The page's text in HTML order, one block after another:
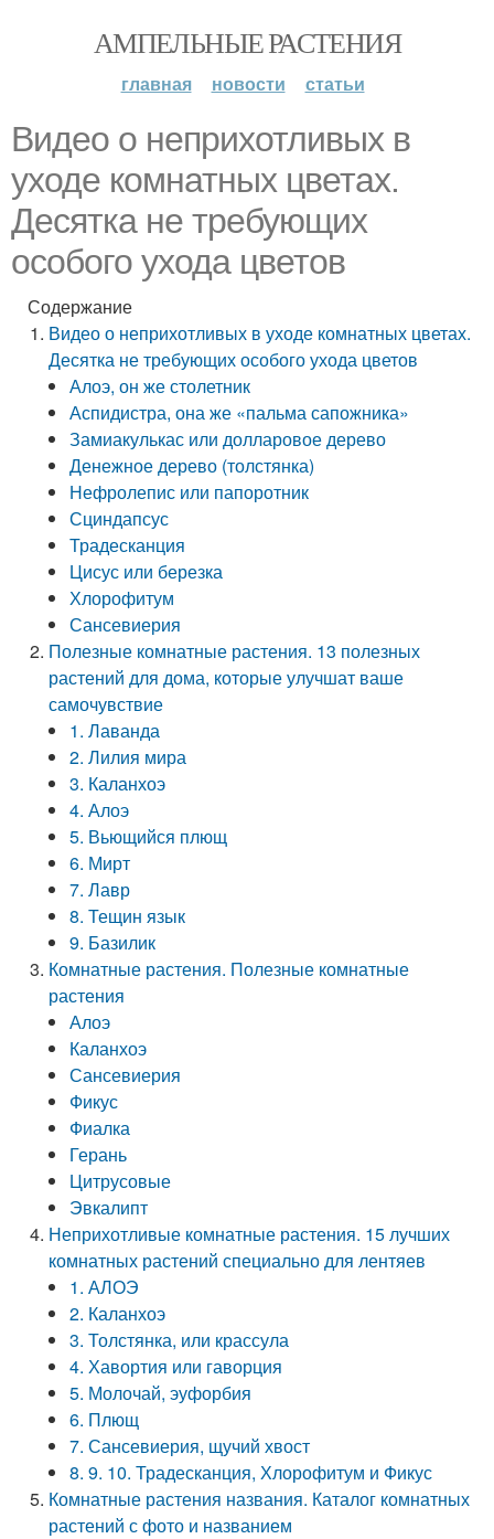
АМПЕЛЬНЫЕ РАСТЕНИЯ
главная новости статьи
Видео о неприхотливых в
уходе комнатных цветах.
Десятка не требующих
особого ухода цветов
Содержание
Видео о неприхотливых в уходе комнатных цветах.
Десятка не требующих особого ухода цветов
Алоэ, он же столетник
Аспидистра, она же «пальма сапожника»
Замиакулькас или долларовое дерево
Денежное дерево (толстянка)
Нефролепис или папоротник
Сциндапсус
Традесканция
Цисус или березка
Хлорофитум
Сансевиерия
Полезные комнатные растения. 13 полезных
растений для дома, которые улучшат ваше
самочувствие
1. Лаванда
2. Лилия мира
3. Каланхоэ
4. Алоэ
5. Вьющийся плющ
6. Мирт
7. Лавр
8. Тещин язык
9. Базилик
Комнатные растения. Полезные комнатные
растения
Алоэ
Каланхоэ
Сансевиерия
Фикус
Фиалка
Герань
Цитрусовые
Эвкалипт
Неприхотливые комнатные растения. 15 лучших
комнатных растений специально для лентяев
1. АЛОЭ
2. Каланхоэ
3. Толстянка, или крассула
4. Хавортия или гаворция
5. Молочай, эуфорбия
6. Плющ
7. Сансевиерия, щучий хвост
8. 9. 10. Традесканция, Хлорофитум и Фикус
Комнатные растения названия. Каталог комнатных
растений с фото и названием